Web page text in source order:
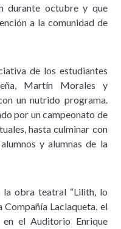
durante octubre y que
a la comunidad de
de los estudiantes
Martín Morales y
un nutrido programa.
por un campeonato de
hasta culminar con
y alumnas de la
la obra teatral “Lilith, lo
Compañía Laclaqueta, el
el Auditorio Enrique